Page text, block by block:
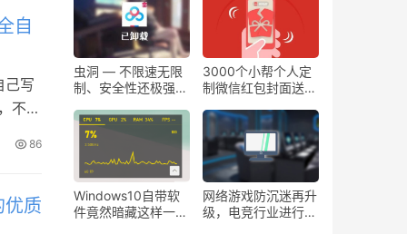
自
己写
不也
86
质
虫洞 — 不限速无限
制、安全性还极强的
3000个小帮个人定
制微信红包封面送给
Windows10自带软
件竟然暗藏这样一款
网络游戏防沉迷再升
级，电竞行业进行相